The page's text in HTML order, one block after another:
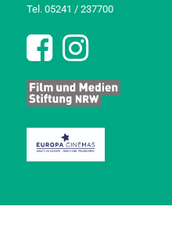
Tel. 05241 / 237700